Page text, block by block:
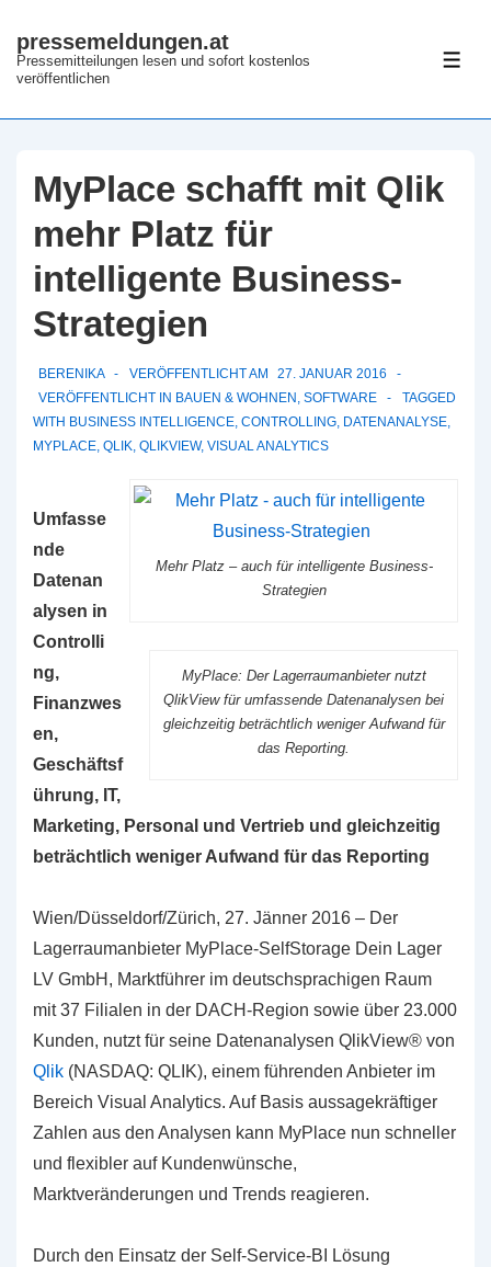
Zum
Inhalt
pressemeldungen.at
Pressemitteilungen lesen und sofort kostenlos
veröffentlichen
MyPlace schafft mit Qlik
mehr Platz für
intelligente Business-
Strategien
BERENIKA VERÖFFENTLICHT AM
27. JANUAR 2016
VERÖFFENTLICHT IN BAUEN & WOHNEN , SOFTWARE
TAGGED
WITH BUSINESS INTELLIGENCE, CONTROLLING, DATENANALYSE,
MYPLACE, QLIK, QLIKVIEW, VISUAL ANALYTICS
Mehr Platz – auch für intelligente Business-
Strategien
MyPlace: Der Lagerraumanbieter nutzt
QlikView für umfassende Datenanalysen bei
gleichzeitig beträchtlich weniger Aufwand für
das Reporting.
Umfasse
nde
Datenan
alysen in
Controlli
ng,
Finanzwes
en,
Geschäftsf
ührung, IT,
Marketing, Personal und Vertrieb und gleichzeitig
beträchtlich weniger Aufwand für das Reporting
Wien/Düsseldorf/Zürich, 27. Jänner 2016 – Der
Lagerraumanbieter MyPlace-SelfStorage Dein Lager
LV GmbH, Marktführer im deutschsprachigen Raum
mit 37 Filialen in der DACH-Region sowie über 23.000
Kunden, nutzt für seine Datenanalysen QlikView® von
Qlik (NASDAQ: QLIK), einem führenden Anbieter im
Bereich Visual Analytics. Auf Basis aussagekräftiger
Zahlen aus den Analysen kann MyPlace nun schneller
und flexibler auf Kundenwünsche,
Marktveränderungen und Trends reagieren.
Durch den Einsatz der Self-Service-BI Lösung